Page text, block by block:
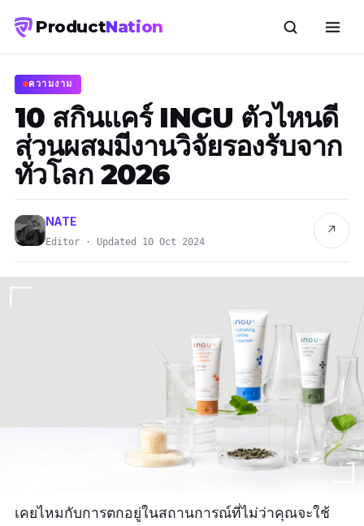
ProductNation
ความงาม
10 สกินแคร์ INGU ตัวไหนดี
ส่วนผสมมีงานวิจัยรองรับจาก
ทั่วโลก 2026
NATE
Editor · Updated 10 Oct 2024
↗
เคยไหมกับการตกอยู่ในสถานการณ์ที่ไม่ว่าคุณจะใช้